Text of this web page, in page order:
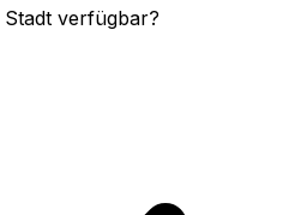
Stadt verfügbar?